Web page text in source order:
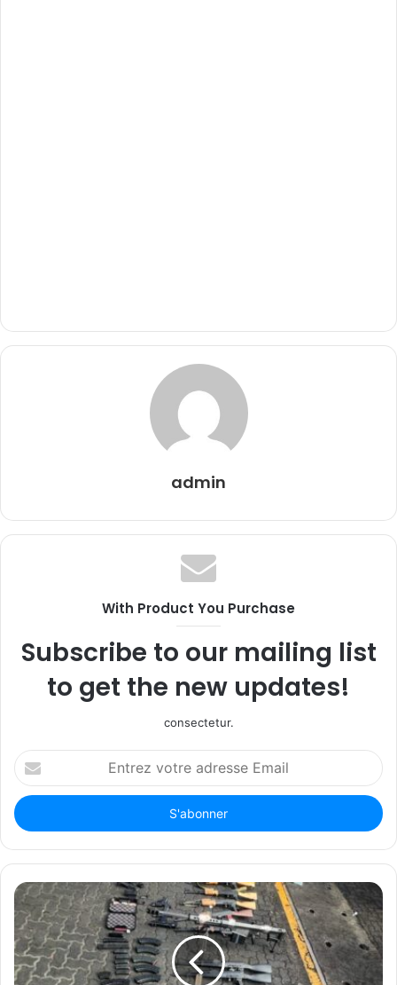
admin
With Product You Purchase
Subscribe to our mailing list
to get the new updates!
consectetur.
Entrez
votre
adresse
Email